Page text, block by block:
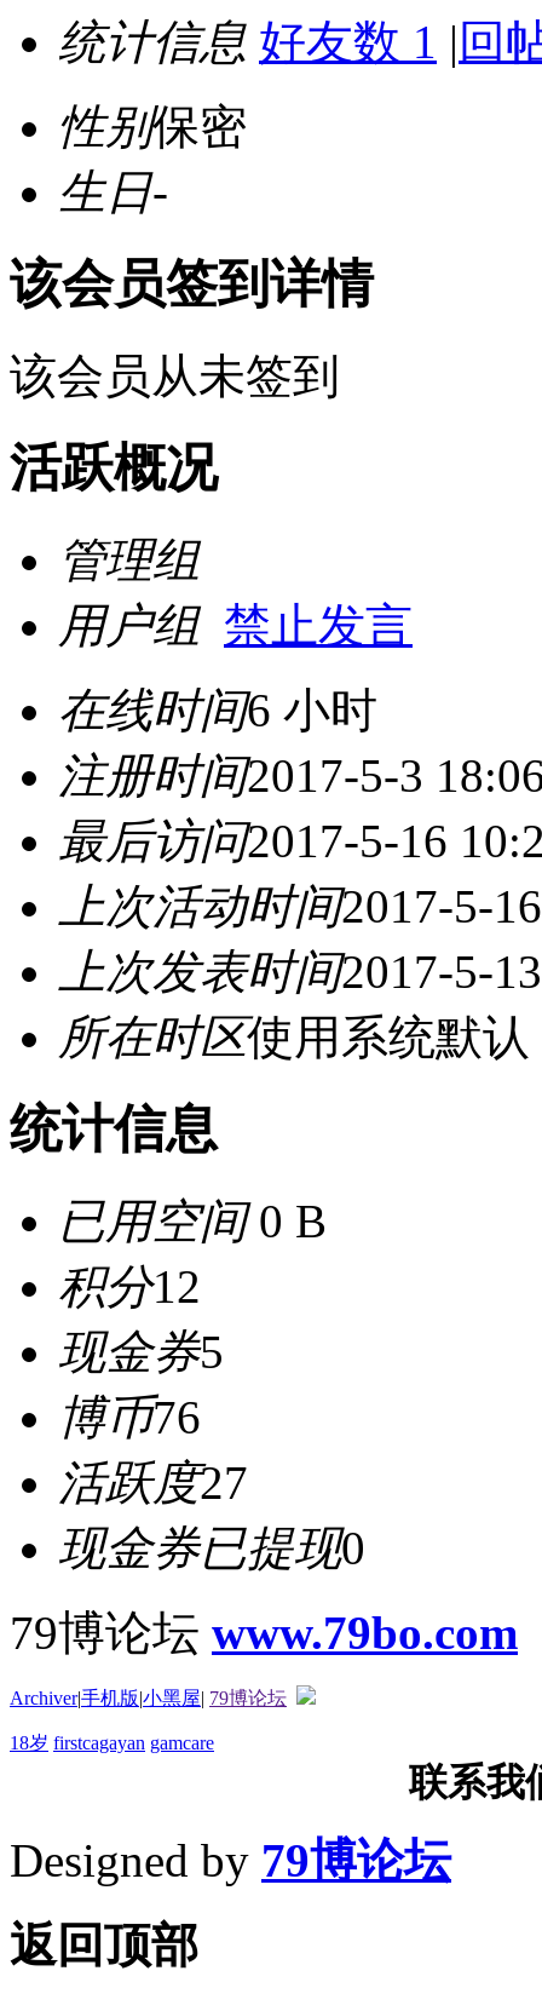
统计信息 好友数 1 | 回
性别保密
生日-
该会员签到详情
该会员从未签到
活跃概况
管理组
用户组 禁止发言
在线时间6 小时
注册时间2017-5-3
最后访问2017-5-16
上次活动时间2017-5-
上次发表时间2017-5-
所在时区使用系统默认
统计信息
已用空间0 B
积分12
现金券5
博币76
活跃度27
现金券已提现0
79博论坛 www.79bo.com
Archiver|手机版|小黑屋| 79博论坛
18岁 firstcagayan gamcare
联系我
Designed by 79博论坛
返回顶部